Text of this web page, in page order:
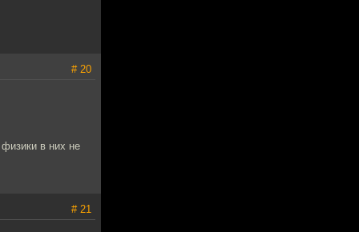
# 20
в них не
# 21